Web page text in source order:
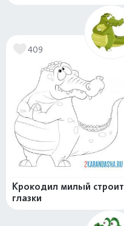
409
Крокодил милый строит
глазки